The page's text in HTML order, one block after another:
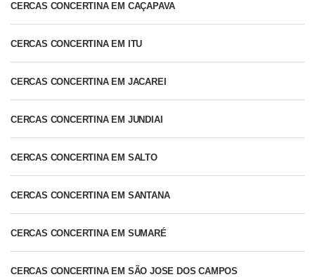
CERCAS CONCERTINA EM CAÇAPAVA
CERCAS CONCERTINA EM ITU
CERCAS CONCERTINA EM JACAREI
CERCAS CONCERTINA EM JUNDIAI
CERCAS CONCERTINA EM SALTO
CERCAS CONCERTINA EM SANTANA
CERCAS CONCERTINA EM SUMARÉ
CERCAS CONCERTINA EM SÃO JOSE DOS CAMPOS